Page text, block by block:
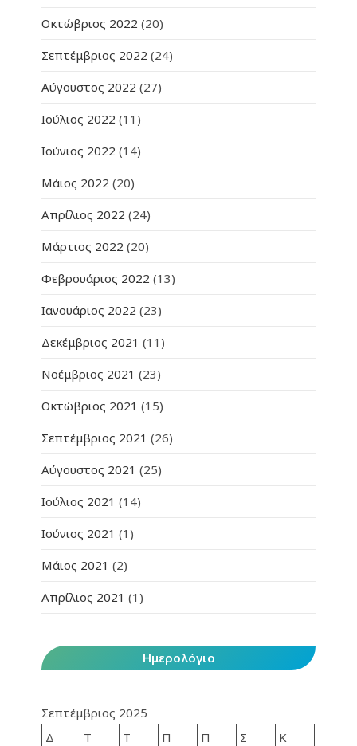
Οκτώβριος 2022 (20)
Σεπτέμβριος 2022 (24)
Αύγουστος 2022 (27)
Ιούλιος 2022 (11)
Ιούνιος 2022 (14)
Μάιος 2022 (20)
Απρίλιος 2022 (24)
Μάρτιος 2022 (20)
Φεβρουάριος 2022 (13)
Ιανουάριος 2022 (23)
Δεκέμβριος 2021 (11)
Νοέμβριος 2021 (23)
Οκτώβριος 2021 (15)
Σεπτέμβριος 2021 (26)
Αύγουστος 2021 (25)
Ιούλιος 2021 (14)
Ιούνιος 2021 (1)
Μάιος 2021 (2)
Απρίλιος 2021 (1)
Ημερολόγιο
Σεπτέμβριος 2025
Δ
Τ Τ Π Π Σ
Κ